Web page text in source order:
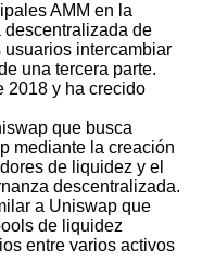
AMM en la
descentralizada de
intercambiar
una tercera parte.
2018 y ha crecido
que busca
mediante la creación
de liquidez y el
descentralizada.
a Uniswap que
de liquidez
entre varios activos